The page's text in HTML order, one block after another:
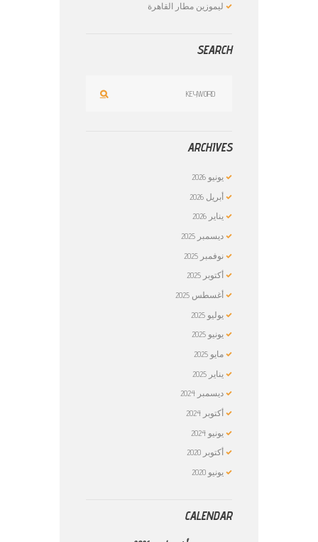
ليموزين مطار القاهرة
SEARCH
ARCHIVES
يونيو2026
أبريل2026
يناير2026
ديسمبر2025
نوفمبر2025
أكتوبر2025
أغسطس2025
يوليو2025
يونيو2025
مايو2025
يناير2025
ديسمبر2024
أكتوبر2024
يونيو2024
أكتوبر2020
يونيو2020
CALENDAR